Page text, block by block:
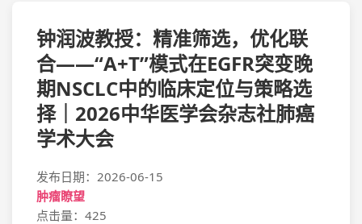
钟润波教授：精准筛选，优化联
合——“A+T”模式在EGFR突变晚
期NSCLC中的临床定位与策略选
择｜2026中华医学会杂志社肺癌
学术大会
发布日期：2026-06-15
肿瘤瞭望
点击量：425